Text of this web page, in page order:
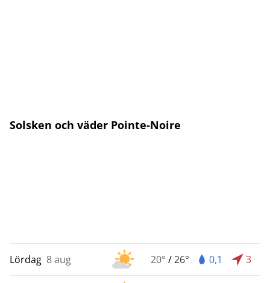
Solsken och väder Pointe-Noire
Lördag 8 aug 20° /26° 0,1 3